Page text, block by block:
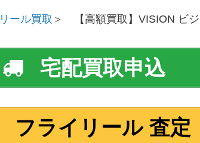
ール買取 ＞ 【高額買取】VISION ビ
宅配買取申込
フライリール 査定